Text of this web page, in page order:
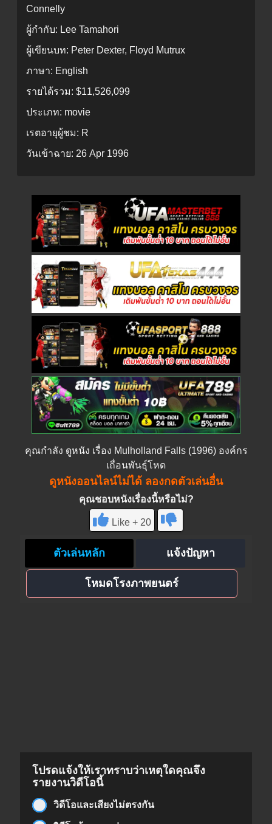
Connelly
ผู้กำกับ: Lee Tamahori
ผู้เขียนบท: Peter Dexter, Floyd Mutrux
ภาษา: English
รายได้รวม: $11,526,099
ประเภท: movie
เรตอายุผู้ชม: R
วันเข้าฉาย: 26 Apr 1996
คุณกำลัง ดูหนัง เรื่อง Mulholland Falls (1996) องค์กร
เถื่อนพันธุ์โหด
ดูหนังออนไลน์ไม่ได้ ลองกดตัวเล่นอื่น
คุณชอบหนังเรื่องนี้หรือไม่?
Like + 20
ตัวเล่นหลัก แจ้งปัญหา
โหมดโรงภาพยนตร์
โปรดแจ้งให้เราทราบว่าเหตุใดคุณจึง
รายงานวิดีโอนี้
วิดีโอและเสียงไม่ตรงกัน